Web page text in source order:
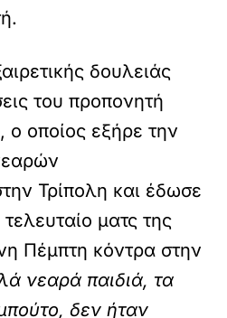
δουλειάς
του προπονητή
, ο οποίος εξήρε την
Τρίπολη και έδωσε
ματς της
Πέμπτη κόντρα στην
νεαρά παιδιά, τα
δεν ήταν